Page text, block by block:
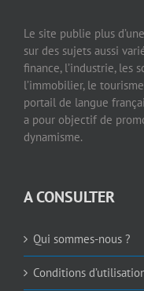
Le site publie plus
sur des sujets aussi
finance, l’industrie, les
l’immobilier, le
portail de langue
a pour objectif de
dynamisme.
A CONSULTER
Qui sommes-nous ?
Conditions